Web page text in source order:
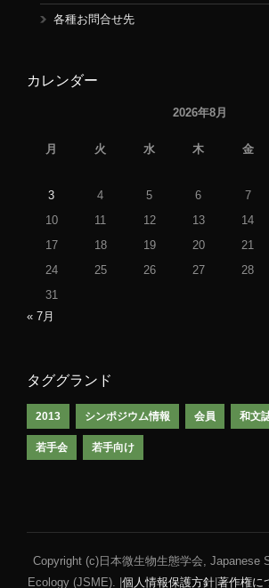
各種お問合せ先
カレンダー
2026年8月
月 火 水 木 金
3
4 5 6 7
10
11 12 13 14
17
18 19 20 21
24
25 26 27 28
31
« 7月
タググランド
2013 シンポジウム情報 会員 和文
若手会 若手向け
Copyright (c)日本微生物生態学会, Japanese
Ecology (JSME). | 個人情報保護方針| 著作権に